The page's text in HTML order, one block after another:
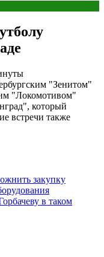
"Зенитом"
"Локомотивом"
который
встречи также
закупку
в таком